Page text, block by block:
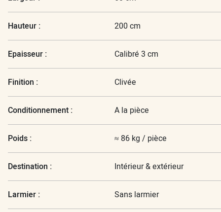
Hauteur : 200 cm
Epaisseur : Calibré 3 cm
Finition : Clivée
Conditionnement : A la pièce
Poids : ≈ 86 kg / pièce
Destination : Intérieur & extérieur
Larmier : Sans larmier